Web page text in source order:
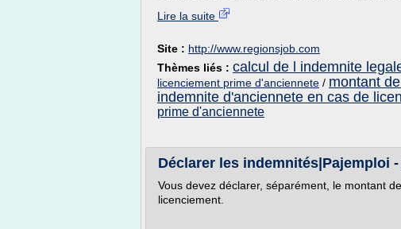
Lire la suite
Site : http://www.regionsjob.com
Thèmes liés : calcul de l indemnite
licenciement prime d'anciennete / montant
indemnite d'anciennete en cas de
prime d'anciennete
Déclarer les indemnités|Pajemploi
Vous devez déclarer, séparément, le montant
licenciement.